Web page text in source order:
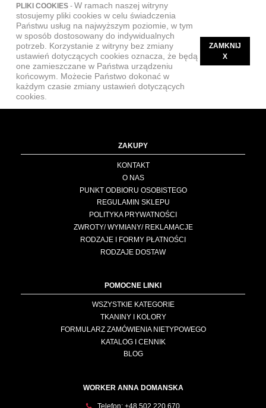
PLIKI COOKIES - W ramach naszej witryny
stosujemy pliki cookies w celu świadczenia
Państwu usług na najwyższym poziomie, w tym
w sposób dostosowany do indywidualnych
potrzeb. Korzystanie z witryny bez zmiany
ustawień dotyczących cookies oznacza, że będą
one zamieszczane w Państwa urządzeniu
końcowym. Możecie Państwo dokonać w
każdym czasie zmiany ustawień dotyczących
cookies.
ZAMKNIJ
X
ZAKUPY
KONTAKT
O NAS
PUNKT ODBIORU OSOBISTEGO
REGULAMIN SKLEPU
POLITYKA PRYWATNOŚCI
ZWROTY/ WYMIANY/ REKLAMACJE
RODZAJE I FORMY PŁATNOŚCI
RODZAJE DOSTAW
POMOCNE LINKI
WSZYSTKIE KATEGORIE
TKANINY I KOLORY
FORMULARZ ZAMÓWIENIA NIETYPOWEGO
KATALOG I CENNIK
BLOG
WORKER ANNA DOMANSKA
Telefon: +48 502 220 670